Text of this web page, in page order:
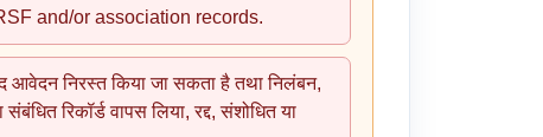
and/or association records.
आवेदन निरस्त किया जा सकता है तथा निलंबन,
रिकॉर्ड वापस लिया, रद्द, संशोधित या